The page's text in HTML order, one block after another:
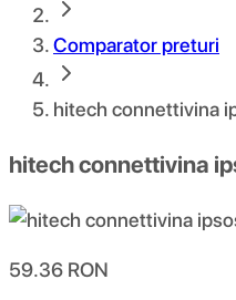
Comparator preturi
hitech connettivina
hitech connettivina
59.36 RON